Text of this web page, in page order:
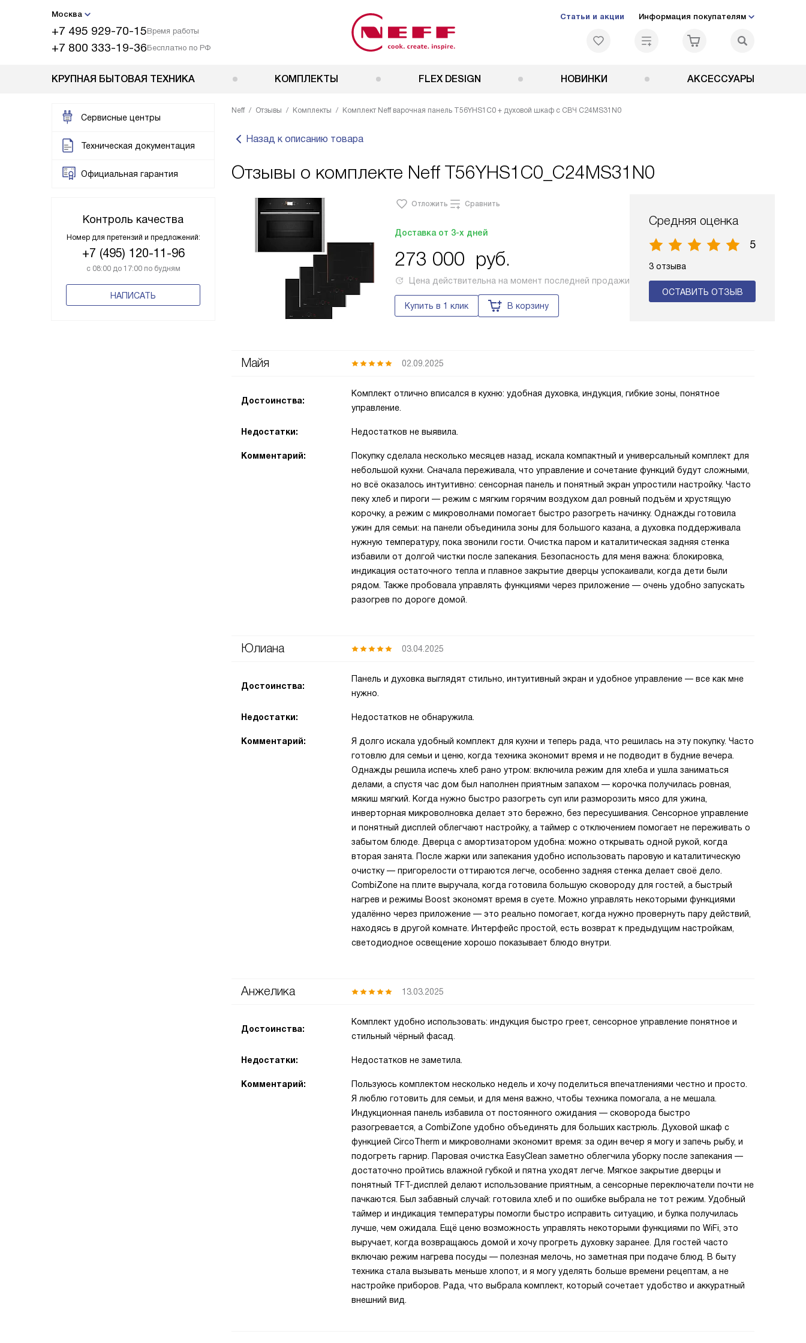
Москва
+7 495 929-70-15Время работы
+7 800 333-19-36Бесплатно по РФ
Статьи и акции Информация покупателям
КРУПНАЯ БЫТОВАЯ ТЕХНИКА КОМПЛЕКТЫ FLEX DESIGN НОВИНКИ АКСЕССУАРЫ
Сервисные центры
Техническая документация
Официальная гарантия
Контроль качества
Номер для претензий и предложений:
+7 (495) 120-11-96
с 08:00 до 17:00 по будням
НАПИСАТЬ
Neff Отзывы Комплекты Комплект Neff варочная панель T56YHS1C0 + духовой шкаф с СВЧ C24MS31N0
Назад к описанию товара
Отзывы о комплекте Neff T56YHS1C0_C24MS31N0
Отложить Сравнить
Доставка от 3-х дней
273 000 руб.
Цена действительна на момент последней продажи
Купить в 1 клик В корзину
Средняя оценка
5
3 отзыва
ОСТАВИТЬ ОТЗЫВ
Майя 02.09.2025
Достоинства:
Комплект отлично вписался в кухню: удобная духовка, индукция, гибкие зоны, понятное
управление.
Недостатки: Недостатков не выявила.
Комментарий:
Покупку сделала несколько месяцев назад, искала компактный и универсальный комплект для
небольшой кухни. Сначала переживала, что управление и сочетание функций будут сложными,
но всё оказалось интуитивно: сенсорная панель и понятный экран упростили настройку. Часто
пеку хлеб и пироги — режим с мягким горячим воздухом дал ровный подъём и хрустящую
корочку, а режим с микроволнами помогает быстро разогреть начинку. Однажды готовила
ужин для семьи: на панели объединила зоны для большого казана, а духовка поддерживала
нужную температуру, пока звонили гости. Очистка паром и каталитическая задняя стенка
избавили от долгой чистки после запекания. Безопасность для меня важна: блокировка,
индикация остаточного тепла и плавное закрытие дверцы успокаивали, когда дети были
рядом. Также пробовала управлять функциями через приложение — очень удобно запускать
разогрев по дороге домой.
Юлиана 03.04.2025
Достоинства:
Панель и духовка выглядят стильно, интуитивный экран и удобное управление — все как мне
нужно.
Недостатки: Недостатков не обнаружила.
Комментарий:
Я долго искала удобный комплект для кухни и теперь рада, что решилась на эту покупку. Часто
готовлю для семьи и ценю, когда техника экономит время и не подводит в будние вечера.
Однажды решила испечь хлеб рано утром: включила режим для хлеба и ушла заниматься
делами, а спустя час дом был наполнен приятным запахом — корочка получилась ровная,
мякиш мягкий. Когда нужно быстро разогреть суп или разморозить мясо для ужина,
инверторная микроволновка делает это бережно, без пересушивания. Сенсорное управление
и понятный дисплей облегчают настройку, а таймер с отключением помогает не переживать о
забытом блюде. Дверца с амортизатором удобна: можно открывать одной рукой, когда
вторая занята. После жарки или запекания удобно использовать паровую и каталитическую
очистку — пригорелости оттираются легче, особенно задняя стенка делает своё дело.
CombiZone на плите выручала, когда готовила большую сковороду для гостей, а быстрый
нагрев и режимы Boost экономят время в суете. Можно управлять некоторыми функциями
удалённо через приложение — это реально помогает, когда нужно провернуть пару действий,
находясь в другой комнате. Интерфейс простой, есть возврат к предыдущим настройкам,
светодиодное освещение хорошо показывает блюдо внутри.
Анжелика 13.03.2025
Достоинства:
Комплект удобно использовать: индукция быстро греет, сенсорное управление понятное и
стильный чёрный фасад.
Недостатки: Недостатков не заметила.
Комментарий:
Пользуюсь комплектом несколько недель и хочу поделиться впечатлениями честно и просто.
Я люблю готовить для семьи, и для меня важно, чтобы техника помогала, а не мешала.
Индукционная панель избавила от постоянного ожидания — сковорода быстро
разогревается, а CombiZone удобно объединять для больших кастрюль. Духовой шкаф с
функцией CircoTherm и микроволнами экономит время: за один вечер я могу и запечь рыбу, и
подогреть гарнир. Паровая очистка EasyClean заметно облегчила уборку после запекания —
достаточно пройтись влажной губкой и пятна уходят легче. Мягкое закрытие дверцы и
понятный TFT-дисплей делают использование приятным, а сенсорные переключатели почти не
пачкаются. Был забавный случай: готовила хлеб и по ошибке выбрала не тот режим. Удобный
таймер и индикация температуры помогли быстро исправить ситуацию, и булка получилась
лучше, чем ожидала. Ещё ценю возможность управлять некоторыми функциями по WiFi, это
выручает, когда возвращаюсь домой и хочу прогреть духовку заранее. Для гостей часто
включаю режим нагрева посуды — полезная мелочь, но заметная при подаче блюд. В быту
техника стала вызывать меньше хлопот, и я могу уделять больше времени рецептам, а не
настройке приборов. Рада, что выбрала комплект, который сочетает удобство и аккуратный
внешний вид.